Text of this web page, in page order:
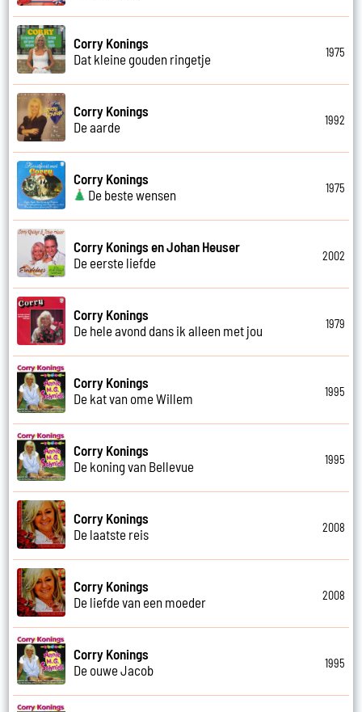
Corry Konings
Dat kleine gouden ringetje
1975
Corry Konings
De aarde
1992
Corry Konings
De beste wensen
1975
Corry Konings en Johan Heuser
De eerste liefde
2002
Corry Konings
De hele avond dans ik alleen met jou
1979
Corry Konings
De kat van ome Willem
1995
Corry Konings
De koning van Bellevue
1995
Corry Konings
De laatste reis
2008
Corry Konings
De liefde van een moeder
2008
Corry Konings
De ouwe Jacob
1995